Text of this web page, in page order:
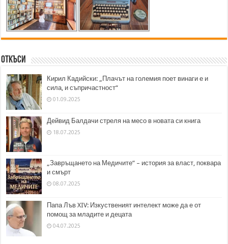
Откъси
Кирил Кадийски: „Плачът на големия поет винаги е и
сила, и съпричастност“
01.09.2025
Дейвид Балдачи стреля на месо в новата си книга
18.07.2025
„Завръщането на Медичите“ – история за власт, поквара
и смърт
08.07.2025
Папа Лъв XIV: Изкуственият интелект може да е от
помощ за младите и децата
04.07.2025